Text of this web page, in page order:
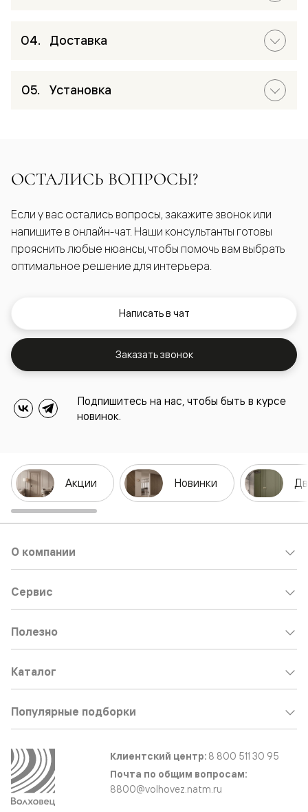
Доставка
Установка
ОСТАЛИСЬ ВОПРОСЫ?
Если у вас остались вопросы, закажите звонок или
напишите в онлайн-чат. Наши консультанты готовы
прояснить любые нюансы, чтобы помочь вам выбрать
оптимальное решение для интерьера.
Написать в чат
Заказать звонок
Подпишитесь на нас, чтобы быть в курсе
новинок.
Акции Новинки
О компании
Сервис
Полезно
Каталог
Популярные подборки
Клиентский центр: 8 800 511 30 95
Почта по общим вопросам:
8800@volhovez.natm.ru